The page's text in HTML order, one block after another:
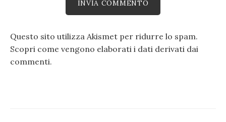
Questo sito utilizza Akismet per ridurre lo spam.
Scopri come vengono elaborati i dati derivati dai
commenti.